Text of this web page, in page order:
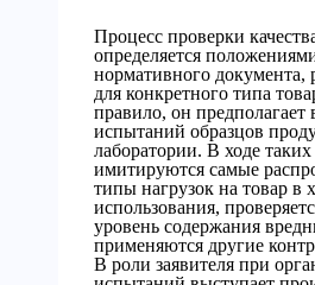
Процесс проверки
определяется
нормативного документа,
для конкретного типа
правило, он
испытаний образцов
лаборатории. В ходе
имитируются самые
типы нагрузок на товар в
использования,
уровень содержания
применяются другие
В роли заявителя при